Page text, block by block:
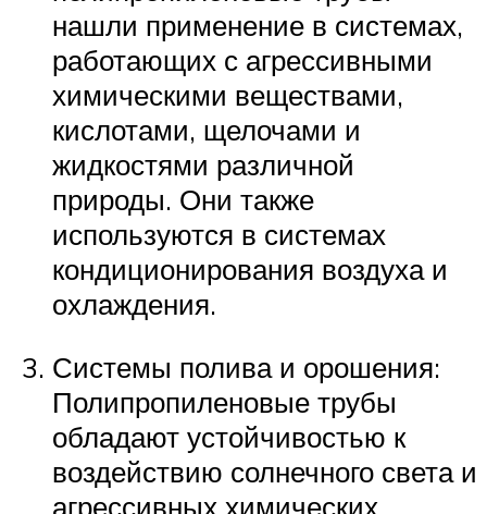
нашли применение в системах,
работающих с агрессивными
химическими веществами,
кислотами, щелочами и
жидкостями различной
природы. Они также
используются в системах
кондиционирования воздуха и
охлаждения.
Системы полива и орошения:
Полипропиленовые трубы
обладают устойчивостью к
воздействию солнечного света и
агрессивных химических